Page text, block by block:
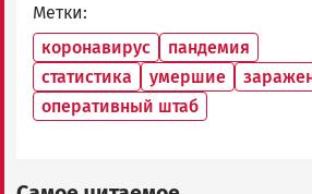
Метки
коронавирус
пандемия
статистика
умершие
оперативный штаб